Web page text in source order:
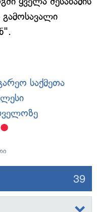
გამოსავალი
საქმეთა
39